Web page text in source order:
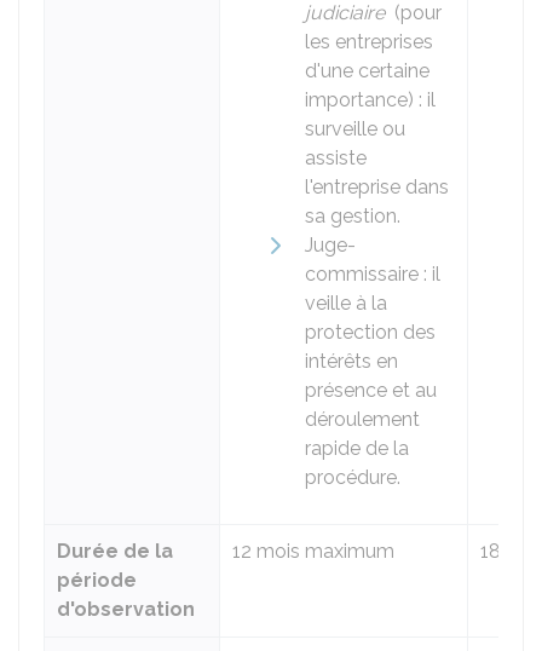
judiciaire (pour
les entreprises
d'une certaine
importance) : il
surveille ou
assiste
l'entreprise dans
sa gestion.
Juge-
commissaire : il
veille à la
protection des
intérêts en
présence et au
déroulement
rapide de la
procédure.
Durée de la
période
d'observation
12 mois maximum 18